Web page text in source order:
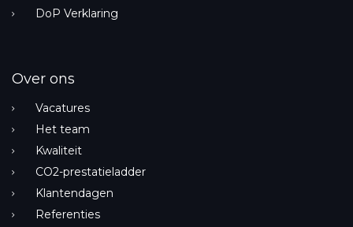
DoP Verklaring
Over ons
Vacatures
Het team
Kwaliteit
CO2-prestatieladder
Klantendagen
Referenties